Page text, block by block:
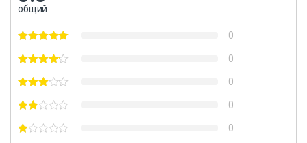
общий
0
0
0
0
0